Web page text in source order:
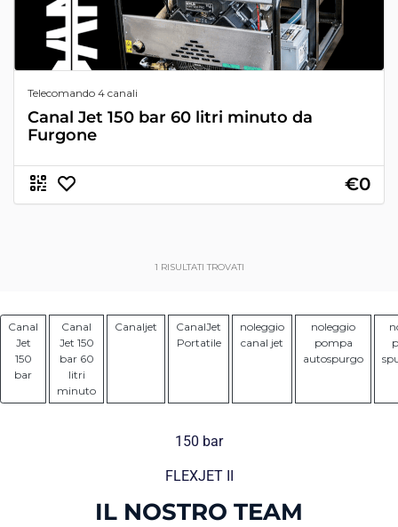
Telecomando 4 canali
Canal Jet 150 bar 60 litri minuto da
Furgone
€0
1 RISULTATI TROVATI
Canal
Jet
150
bar
Canal
Jet 150
bar 60
litri
minuto
Canaljet
CanalJet
Portatile
noleggio
canal jet
noleggio
pompa
autospurgo
150 bar
FLEXJET II
IL NOSTRO TEAM